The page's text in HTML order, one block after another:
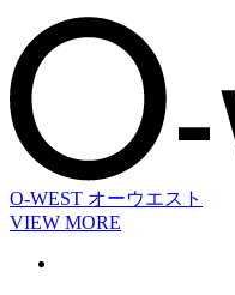
O-WEST オーウエスト
VIEW MORE